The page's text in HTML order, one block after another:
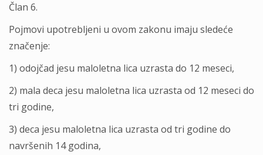
Član 6.
Pojmovi upotreblјeni u ovom zakonu imaju sledeće
značenje:
1) odojčad jesu maloletna lica uzrasta do 12 meseci,
2) mala deca jesu maloletna lica uzrasta od 12 meseci do
tri godine,
3) deca jesu maloletna lica uzrasta od tri godine do
navršenih 14 godina,